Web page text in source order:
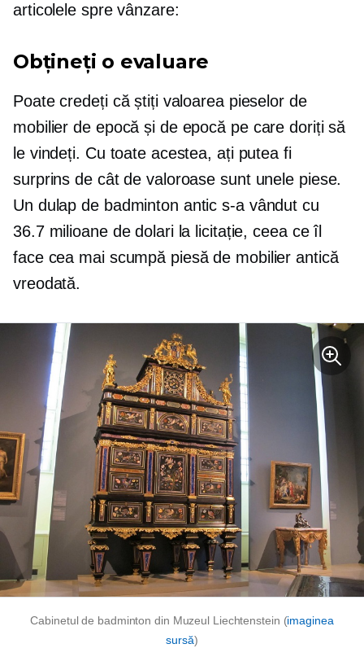
articolele spre vânzare:
Obțineți o evaluare
Poate credeți că știți valoarea pieselor de
mobilier de epocă și de epocă pe care doriți să
le vindeți. Cu toate acestea, ați putea fi
surprins de cât de valoroase sunt unele piese.
Un dulap de badminton antic s-a vândut cu
36.7 milioane de dolari la licitație, ceea ce îl
face cea mai scumpă piesă de mobilier antică
vreodată.
Cabinetul de badminton din Muzeul Liechtenstein (imaginea
sursă)